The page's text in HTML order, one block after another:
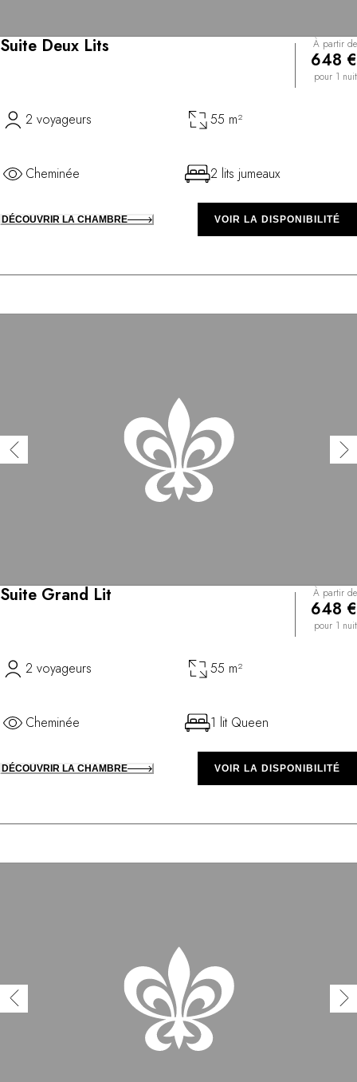
Suite Deux Lits À partir de
648 €
pour 1 nuit
2 voyageurs 55 m²
Cheminée 2 lits jumeaux
DÉCOUVRIR LA CHAMBRE VOIR LA DISPONIBILITÉ
Suite Grand Lit À partir de
648 €
pour 1 nuit
2 voyageurs 55 m²
Cheminée 1 lit Queen
DÉCOUVRIR LA CHAMBRE VOIR LA DISPONIBILITÉ